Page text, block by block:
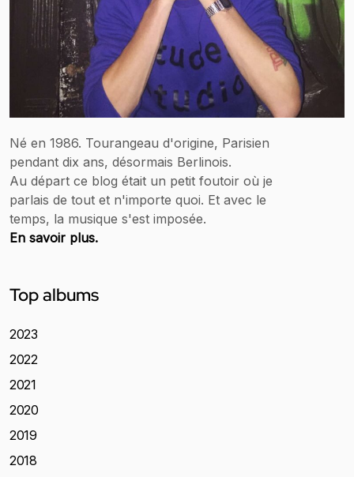
Né en 1986. Tourangeau d'origine, Parisien
pendant dix ans, désormais Berlinois.
Au départ ce blog était un petit foutoir où je
parlais de tout et n'importe quoi. Et avec le
temps, la musique s'est imposée.
En savoir plus.
Top albums
2023
2022
2021
2020
2019
2018